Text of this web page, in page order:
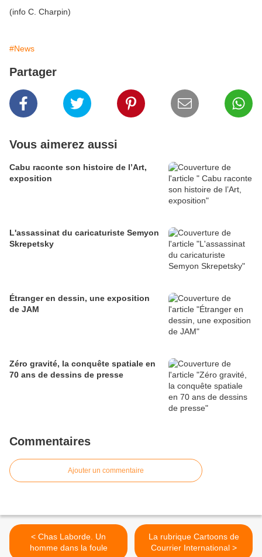
(info C. Charpin)
#News
Partager
Vous aimerez aussi
Cabu raconte son histoire de l’Art,
exposition
L'assassinat du caricaturiste Semyon
Skrepetsky
Étranger en dessin, une exposition
de JAM
Zéro gravité, la conquête spatiale en
70 ans de dessins de presse
Commentaires
Ajouter un commentaire
< Chas Laborde. Un
homme dans la foule
La rubrique Cartoons de
Courrier International >